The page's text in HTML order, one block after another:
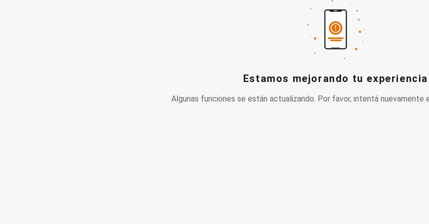
Estamos mejorando tu experiencia
Algunas funciones se están actualizando. Por favor, intentá nuevamente